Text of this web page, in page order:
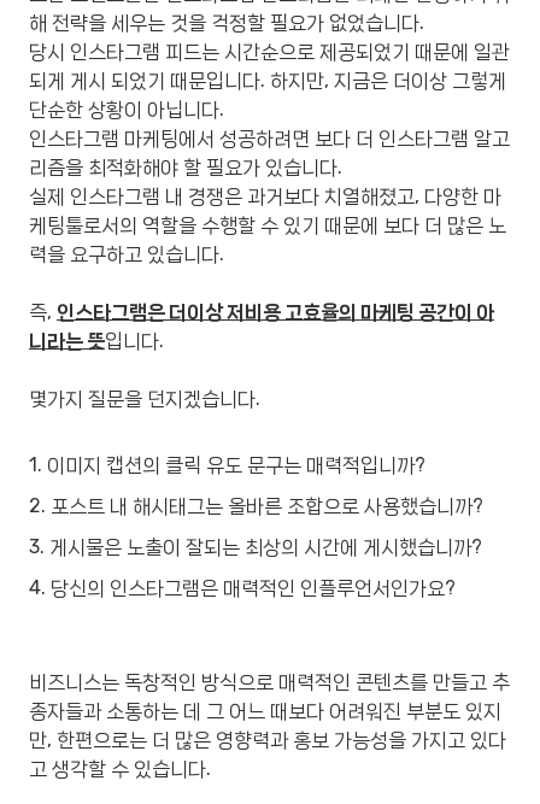
해 전략을 세우는 것을 걱정할 필요가 없었습니다.
당시 인스타그램 피드는 시간순으로 제공되었기 때문에 일관
되게 게시 되었기 때문입니다. 하지만, 지금은 더이상 그렇게
단순한 상황이 아닙니다.
인스타그램 마케팅에서 성공하려면 보다 더 인스타그램 알고
리즘을 최적화해야 할 필요가 있습니다.
실제 인스타그램 내 경쟁은 과거보다 치열해졌고, 다양한 마
케팅툴로서의 역할을 수행할 수 있기 때문에 보다 더 많은 노
력을 요구하고 있습니다.
즉, 인스타그램은 더이상 저비용 고효율의 마케팅 공간이 아
니라는 뜻입니다.
몇가지 질문을 던지겠습니다.
1. 이미지 캡션의 클릭 유도 문구는 매력적입니까?
2. 포스트 내 해시태그는 올바른 조합으로 사용했습니까?
3. 게시물은 노출이 잘되는 최상의 시간에 게시했습니까?
4. 당신의 인스타그램은 매력적인 인플루언서인가요?
비즈니스는 독창적인 방식으로 매력적인 콘텐츠를 만들고 추
종자들과 소통하는 데 그 어느 때보다 어려워진 부분도 있지
만, 한편으로는 더 많은 영향력과 홍보 가능성을 가지고 있다
고 생각할 수 있습니다.